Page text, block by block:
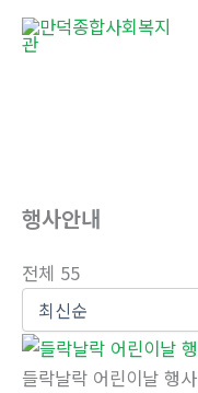
행사안내
전체 55
들락날락 어린이날 행사